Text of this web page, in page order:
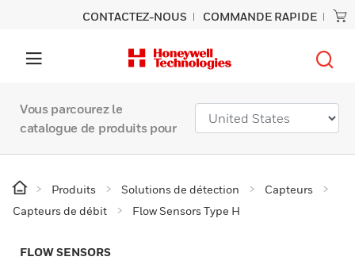
CONTACTEZ-NOUS COMMANDE RAPIDE
Vous parcourez le
catalogue de produits pour
Produits Solutions de détection
Capteurs
Capteurs de débit
Flow Sensors Type H
FLOW SENSORS